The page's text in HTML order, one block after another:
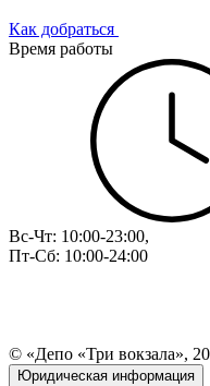
Как добраться
Время работы
Вс-Чт: 10:00-23:00,
Пт-Сб: 10:00-24:00
© «Депо «Три вокзала»,
Юридическая информация